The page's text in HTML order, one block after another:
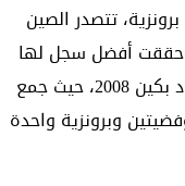
تتصدر الصين
وحققت أفضل سجل لها
في دورة ألعاب أولمبية، متجاوزة أولمبياد بكين 2008، حيث جمع
وبرونزية واحدة